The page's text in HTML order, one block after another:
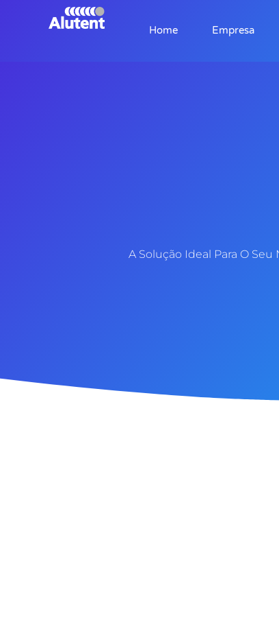
Home Empresa
A Solução Ideal Para O